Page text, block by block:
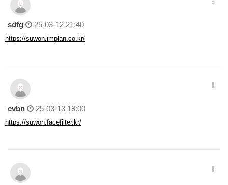
sdfg 25-03-12 21:40
https://suwon.implan.co.kr/
cvbn 25-03-13 19:00
https://suwon.facefilter.kr/